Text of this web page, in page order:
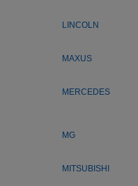
LINCOLN
MAXUS
MERCEDES
MG
MITSUBISHI